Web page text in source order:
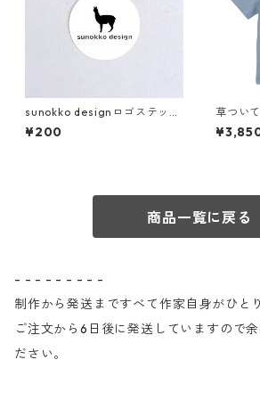
sunokko designロゴステッカ
ー
¥200
草つい
ャツ
商品一覧に戻る
- - - - - - - - -
制作から発送まですべて作家自身がひと
ご注文から6日後に発送していますので
ださい。